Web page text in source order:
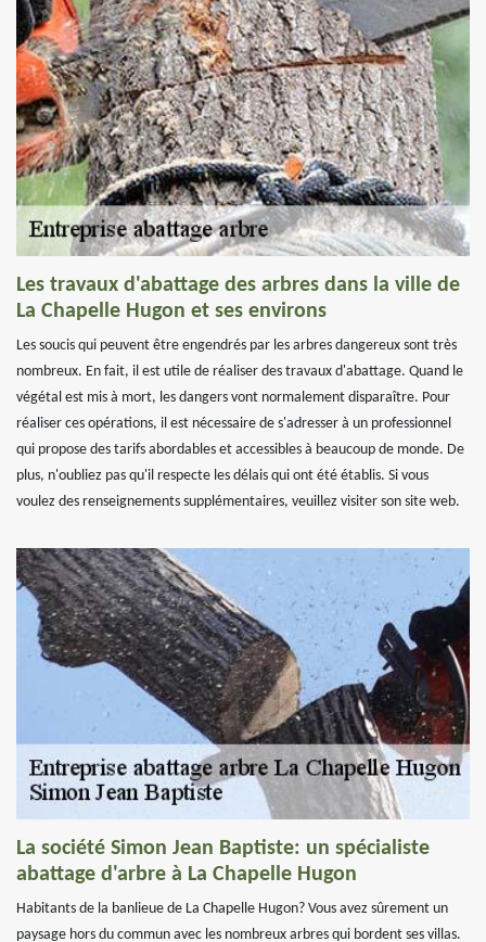
Les travaux d'abattage des arbres dans la ville de
La Chapelle Hugon et ses environs
Les soucis qui peuvent être engendrés par les arbres dangereux sont très
nombreux. En fait, il est utile de réaliser des travaux d'abattage. Quand le
végétal est mis à mort, les dangers vont normalement disparaître. Pour
réaliser ces opérations, il est nécessaire de s'adresser à un professionnel
qui propose des tarifs abordables et accessibles à beaucoup de monde. De
plus, n'oubliez pas qu'il respecte les délais qui ont été établis. Si vous
voulez des renseignements supplémentaires, veuillez visiter son site web.
La société Simon Jean Baptiste: un spécialiste
abattage d'arbre à La Chapelle Hugon
Habitants de la banlieue de La Chapelle Hugon? Vous avez sûrement un
paysage hors du commun avec les nombreux arbres qui bordent ses villas.